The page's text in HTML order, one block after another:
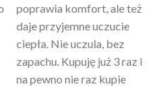
poprawia komfort, ale też
daje przyjemne uczucie
ciepła. Nie uczula, bez
zapachu. Kupuję już 3 raz i
na pewno nie raz kupie